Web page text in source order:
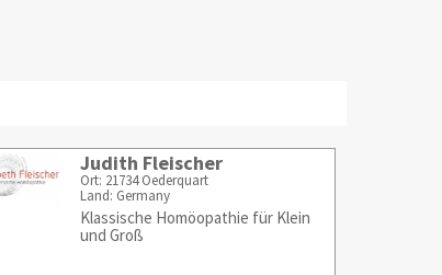
Judith Fleischer
Ort: 21734 Oederquart
Land: Germany
Klassische Homöopathie für Klein
und Groß